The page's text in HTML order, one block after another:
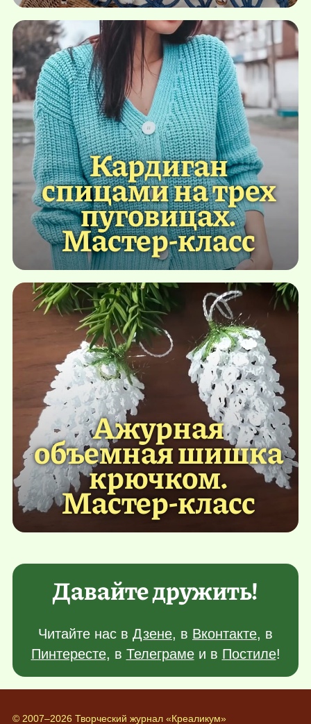
Кардиган
спицами на трех
пуговицах.
Мастер-класс
Ажурная
объемная шишка
крючком.
Мастер-класс
Давайте дружить!
Читайте нас в Дзене, в Вконтакте, в
Пинтересте, в Телеграмеи в Постиле!
© 2007–2026 Творческий журнал «Креаликум»